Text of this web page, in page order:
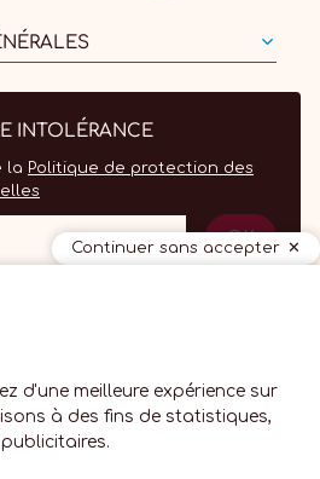
INTOLÉRANCE
la Politique de protection des
OK
Continuer sans accepter
d'une meilleure expérience sur
à des fins de statistiques,